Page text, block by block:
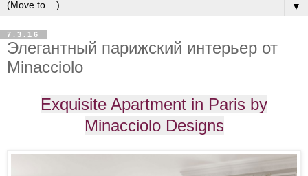
▼
7.3.16
Элегантный парижский интерьер от
Minacciolo
Exquisite Apartment in Paris by
Minacciolo Designs